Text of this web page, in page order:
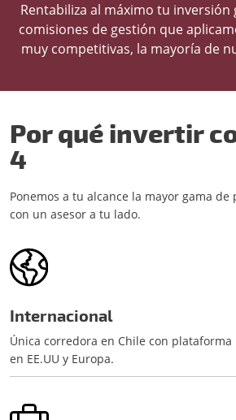
Rentabiliza al máximo tu inversión
comisiones de gestión que
muy competitivas, la mayoría de
Por qué invertir
4
Ponemos a tu alcance la mayor gama
con un asesor a tu lado.
Internacional
Única corredora en Chile con
en EE.UU y Europa.